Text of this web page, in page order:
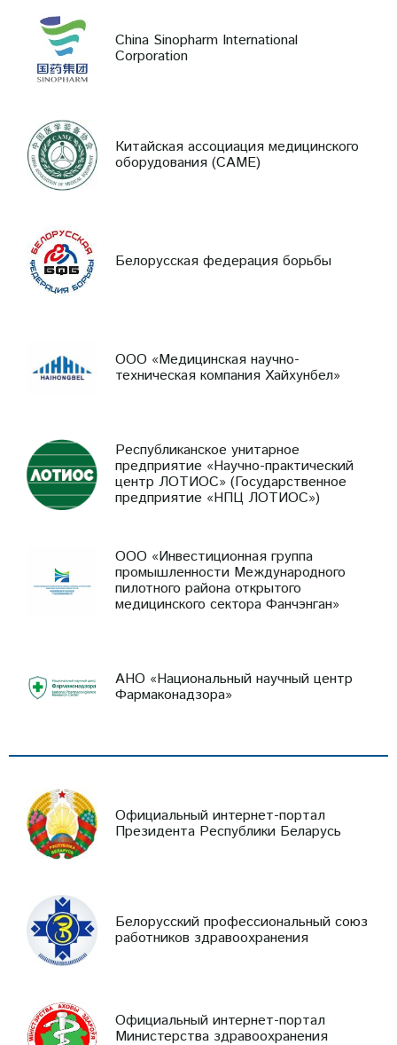
China Sinopharm International
Corporation
Китайская ассоциация медицинского
оборудования (CAME)
Белорусская федерация борьбы
ООО «Медицинская научно-
техническая компания Хайхунбел»
Республиканское унитарное
предприятие «Научно-практический
центр ЛОТИОС» (Государственное
предприятие «НПЦ ЛОТИОС»)
ООО «Инвестиционная группа
промышленности Международного
пилотного района открытого
медицинского сектора Фанчэнган»
АНО «Национальный научный центр
Фармаконадзора»
Официальный интернет-портал
Президента Республики Беларусь
Белорусский профессиональный союз
работников здравоохранения
Официальный интернет-портал
Министерства здравоохранения